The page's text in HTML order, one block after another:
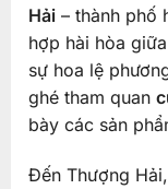
Hải– thành phố
hợp hài hòa
sự hoa lệ
ghé tham quan
bày các sản
Đến Thượng